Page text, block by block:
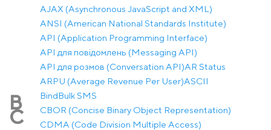
AJAX (Asynchronous JavaScript and XML)
ANSI (American National Standards Institute)
API (Application Programming Interface)
API для повідомлень (Messaging API)
API для розмов (Conversation API)AR Status
ARPU (Average Revenue Per User)ASCII
B BindBulk SMS
C
CBOR (Concise Binary Object Representation)
CDMA (Code Division Multiple Access)